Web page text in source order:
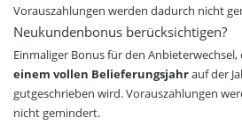
Vorauszahlungen werden dadurch nicht
Neukundenbonus berücksichtigen?
Einmaliger Bonus für den Anbieterwechsel,
einem vollen Belieferungsjahrauf der
gutgeschrieben wird. Vorauszahlungen
nicht gemindert.